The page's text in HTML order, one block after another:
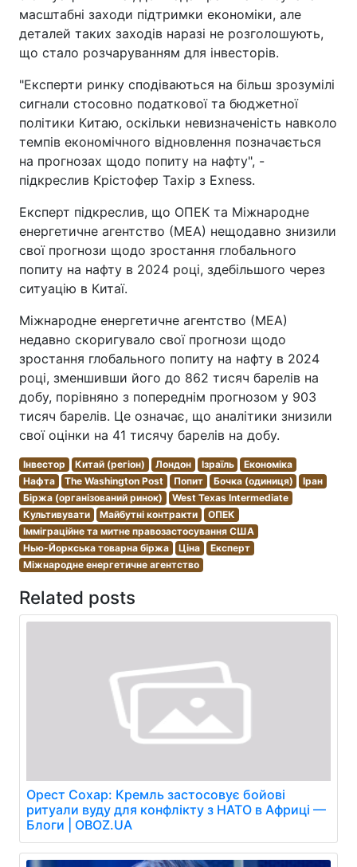
масштабні заходи підтримки економіки, але
деталей таких заходів наразі не розголошують,
що стало розчаруванням для інвесторів.
"Експерти ринку сподіваються на більш зрозумілі
сигнали стосовно податкової та бюджетної
політики Китаю, оскільки невизначеність навколо
темпів економічного відновлення позначається
на прогнозах щодо попиту на нафту", -
підкреслив Крістофер Тахір з Exness.
Експерт підкреслив, що ОПЕК та Міжнародне
енергетичне агентство (МЕА) нещодавно знизили
свої прогнози щодо зростання глобального
попиту на нафту в 2024 році, здебільшого через
ситуацію в Китаї.
Міжнародне енергетичне агентство (МЕА)
недавно скоригувало свої прогнози щодо
зростання глобального попиту на нафту в 2024
році, зменшивши його до 862 тисяч барелів на
добу, порівняно з попереднім прогнозом у 903
тисяч барелів. Це означає, що аналітики знизили
свої оцінки на 41 тисячу барелів на добу.
Інвестор Китай (регіон) Лондон Ізраїль
Економіка
Нафта
The Washington Post Попит Бочка (одиниця)
Іран
Біржа (організований ринок)
West Texas Intermediate
Культивувати
Майбутні контракти
ОПЕК
Імміграційне та митне правозастосування США
Нью-Йоркська товарна біржа
Ціна
Експерт
Міжнародне енергетичне агентство
Related posts
Орест Сохар: Кремль застосовує бойові
ритуали вуду для конфлікту з НАТО в Африці —
Блоги | OBOZ.UA